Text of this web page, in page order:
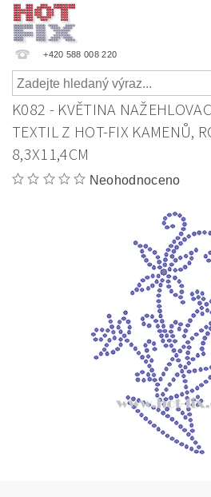
+420 588 008 220
K082 - KVĚTINA
TEXTIL Z HOT-FIX KAMENŮ,
8,3X11,4CM
Neohodnoceno